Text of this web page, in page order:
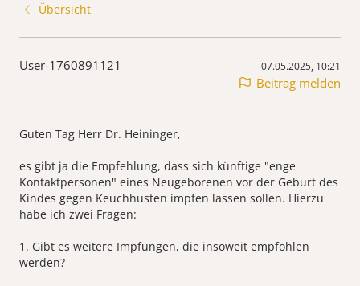
Übersicht
User-1760891121 07.05.2025, 10:21
Beitrag melden
Guten Tag Herr Dr. Heininger,
es gibt ja die Empfehlung, dass sich künftige "enge
Kontaktpersonen" eines Neugeborenen vor der Geburt des
Kindes gegen Keuchhusten impfen lassen sollen. Hierzu
habe ich zwei Fragen:
1. Gibt es weitere Impfungen, die insoweit empfohlen
werden?